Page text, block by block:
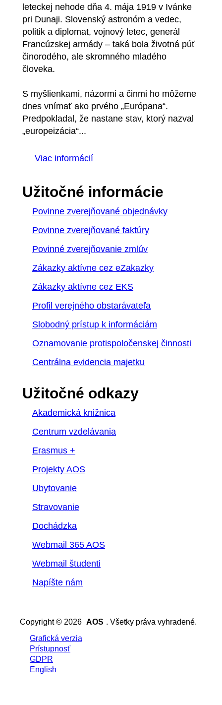
leteckej nehode dňa 4. mája 1919 v Ivánke
pri Dunaji. Slovenský astronóm a vedec,
politik a diplomat, vojnový letec, generál
Francúzskej armády – taká bola životná púť
činorodého, ale skromného mladého
človeka.
S myšlienkami, názormi a činmi ho môžeme
dnes vnímať ako prvého „Európana“.
Predpokladal, že nastane stav, ktorý nazval
„europeizácia“...
Viac informácií
Užitočné informácie
Povinne zverejňované objednávky
Povinne zverejňované faktúry
Povinné zverejňovanie zmlúv
Zákazky aktívne cez eZakazky
Zákazky aktívne cez EKS
Profil verejného obstarávateľa
Slobodný prístup k informáciám
Oznamovanie protispoločenskej činnosti
Centrálna evidencia majetku
Užitočné odkazy
Akademická knižnica
Centrum vzdelávania
Erasmus +
Projekty AOS
Ubytovanie
Stravovanie
Dochádzka
Webmail 365 AOS
Webmail študenti
Napíšte nám
Copyright © 2026 AOS . Všetky práva vyhradené.
Grafická verzia
Prístupnosť
GDPR
English